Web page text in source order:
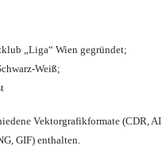
„Liga“ Wien gegründet;
Weiß;
Vektorgrafikformate (CDR, AI
GIF) enthalten.